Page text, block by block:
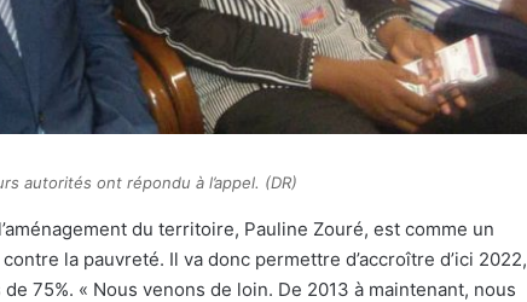
autorités ont répondu à l’appel. (DR)
du territoire, Pauline Zouré, est comme un
la pauvreté. Il va donc permettre d’accroître d’ici 2022,
75%. « Nous venons de loin. De 2013 à maintenant, nous